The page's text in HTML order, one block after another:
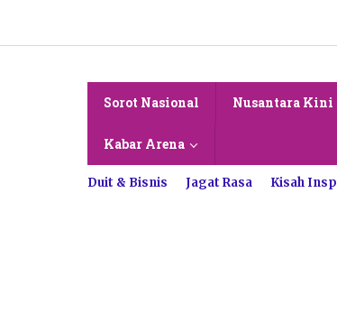
konten
Sorot Nasional Nusantara Kini
Kabar Arena
Duit & Bisnis Jagat Rasa Kisah